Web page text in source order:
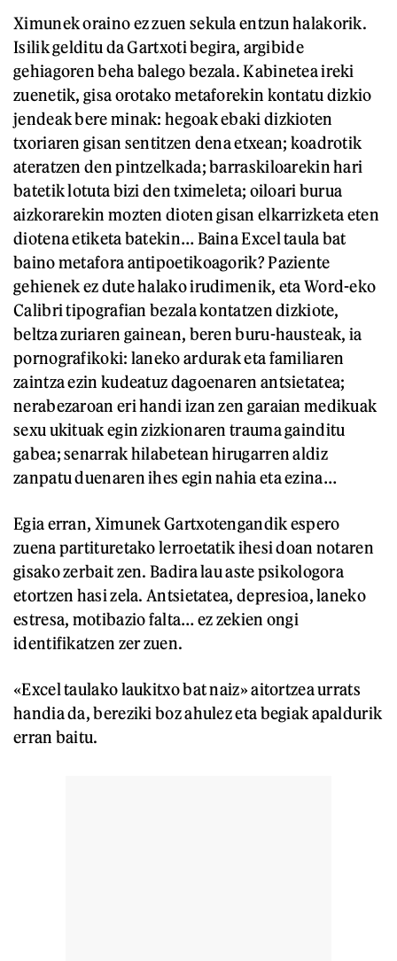
Ximunek oraino ez zuen sekula entzun halakorik.
Isilik gelditu da Gartxoti begira, argibide
gehiagoren beha balego bezala. Kabinetea ireki
zuenetik, gisa orotako metaforekin kontatu dizkio
jendeak bere minak: hegoak ebaki dizkioten
txoriaren gisan sentitzen dena etxean; koadrotik
ateratzen den pintzelkada; barraskiloarekin hari
batetik lotuta bizi den tximeleta; oiloari burua
aizkorarekin mozten dioten gisan elkarrizketa eten
diotena etiketa batekin… Baina Excel taula bat
baino metafora antipoetikoagorik? Paziente
gehienek ez dute halako irudimenik, eta Word-eko
Calibri tipografian bezala kontatzen dizkiote,
beltza zuriaren gainean, beren buru-hausteak, ia
pornografikoki: laneko ardurak eta familiaren
zaintza ezin kudeatuz dagoenaren antsietatea;
nerabezaroan eri handi izan zen garaian medikuak
sexu ukituak egin zizkionaren trauma gainditu
gabea; senarrak hilabetean hirugarren aldiz
zanpatu duenaren ihes egin nahia eta ezina…
Egia erran, Ximunek Gartxotengandik espero
zuena partituretako lerroetatik ihesi doan notaren
gisako zerbait zen. Badira lau aste psikologora
etortzen hasi zela. Antsietatea, depresioa, laneko
estresa, motibazio falta… ez zekien ongi
identifikatzen zer zuen.
«Excel taulako laukitxo bat naiz» aitortzea urrats
handia da, bereziki boz ahulez eta begiak apaldurik
erran baitu.